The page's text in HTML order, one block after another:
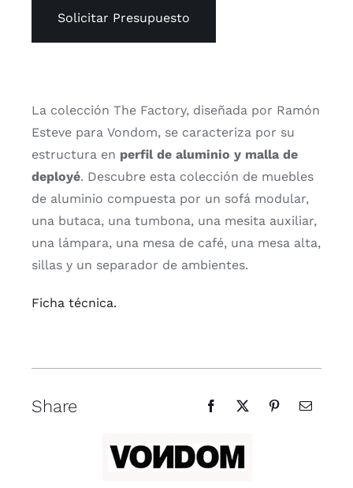
Solicitar Presupuesto
La colección The Factory, diseñada por Ramón
Esteve para Vondom, se caracteriza por su
estructura en perfil de aluminio y malla de
deployé. Descubre esta colección de muebles
de aluminio compuesta por un sofá modular,
una butaca, una tumbona, una mesita auxiliar,
una lámpara, una mesa de café, una mesa alta,
sillas y un separador de ambientes.
Ficha técnica.
Share